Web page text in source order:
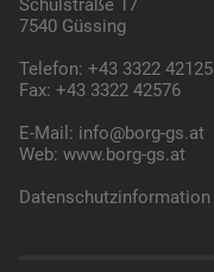
Schulstraße 17
7540 Güssing
Telefon: +43 3322 42125
Fax: +43 3322 42576
E-Mail: info@borg-gs.at
Web:www.borg-gs.at
Datenschutzinformation